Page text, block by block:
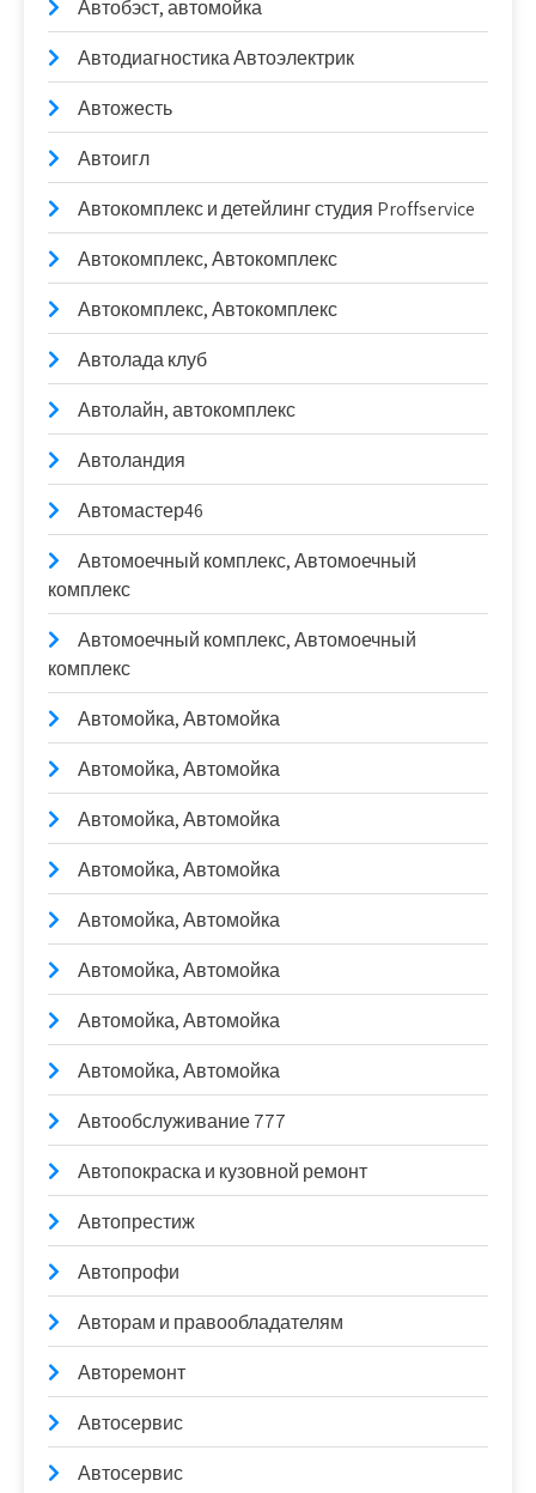
Автобэст, автомойка
Автодиагностика Автоэлектрик
Автожесть
Автоигл
Автокомплекс и детейлинг студия Proffservice
Автокомплекс, Автокомплекс
Автокомплекс, Автокомплекс
Автолада клуб
Автолайн, автокомплекс
Автоландия
Автомастер46
Автомоечный комплекс, Автомоечный
комплекс
Автомоечный комплекс, Автомоечный
комплекс
Автомойка, Автомойка
Автомойка, Автомойка
Автомойка, Автомойка
Автомойка, Автомойка
Автомойка, Автомойка
Автомойка, Автомойка
Автомойка, Автомойка
Автомойка, Автомойка
Автообслуживание 777
Автопокраска и кузовной ремонт
Автопрестиж
Автопрофи
Авторам и правообладателям
Авторемонт
Автосервис
Автосервис